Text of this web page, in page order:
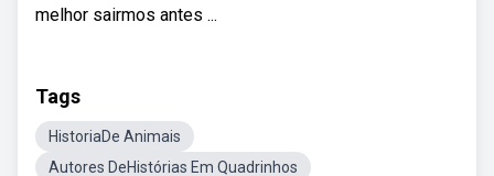
melhor sairmos antes ...
Tags
HistoriaDe Animais
Autores DeHistórias Em Quadrinhos